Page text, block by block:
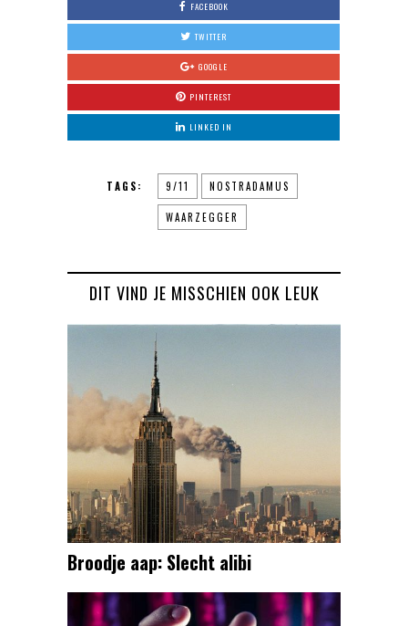
FACEBOOK
TWITTER
GOOGLE
PINTEREST
LINKED IN
TAGS: 9/11 NOSTRADAMUS
WAARZEGGER
DIT VIND JE MISSCHIEN OOK LEUK
Broodje aap: Slecht alibi